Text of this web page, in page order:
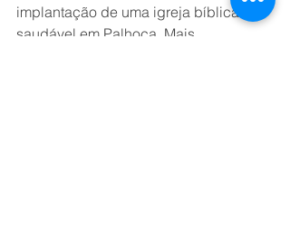
implantação de uma igreja bíblica e
saudável em Palhoça. Mais